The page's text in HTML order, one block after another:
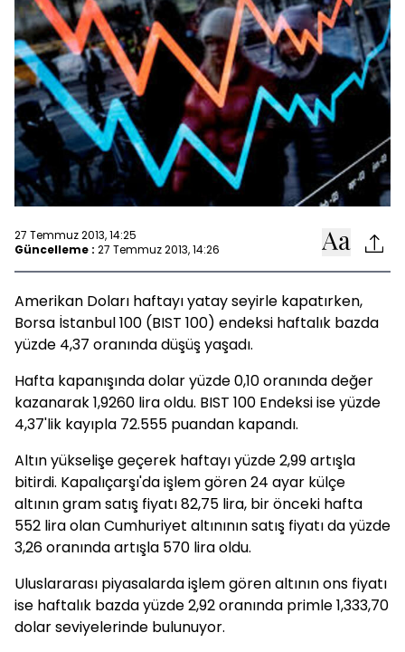
27 Temmuz 2013, 14:25
Güncelleme : 27 Temmuz 2013, 14:26
Amerikan Doları haftayı yatay seyirle kapatırken,
Borsa İstanbul 100 (BIST 100) endeksi haftalık bazda
yüzde 4,37 oranında düşüş yaşadı.
Hafta kapanışında dolar yüzde 0,10 oranında değer
kazanarak 1,9260 lira oldu. BIST 100 Endeksi ise yüzde
4,37'lik kayıpla 72.555 puandan kapandı.
Altın yükselişe geçerek haftayı yüzde 2,99 artışla
bitirdi. Kapalıçarşı'da işlem gören 24 ayar külçe
altının gram satış fiyatı 82,75 lira, bir önceki hafta
552 lira olan Cumhuriyet altınının satış fiyatı da yüzde
3,26 oranında artışla 570 lira oldu.
Uluslararası piyasalarda işlem gören altının ons fiyatı
ise haftalık bazda yüzde 2,92 oranında primle 1,333,70
dolar seviyelerinde bulunuyor.